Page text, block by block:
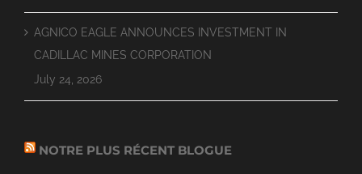
AGNICO EAGLE ANNOUNCES INVESTMENT IN
CADILLAC MINES CORPORATION
July 24, 2026
NOTRE PLUS RÉCENT BLOGUE